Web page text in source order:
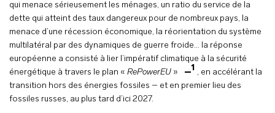
qui menace sérieusement les ménages, un ratio du service de la
dette qui atteint des taux dangereux pour de nombreux pays, la
menace d’une récession économique, la réorientation du système
multilatéral par des dynamiques de guerre froide… la réponse
européenne a consisté à lier l’impératif climatique à la sécurité
énergétique à travers le plan « RePowerEU » 1 , en accélérant la
transition hors des énergies fossiles – et en premier lieu des
fossiles russes, au plus tard d’ici 2027.